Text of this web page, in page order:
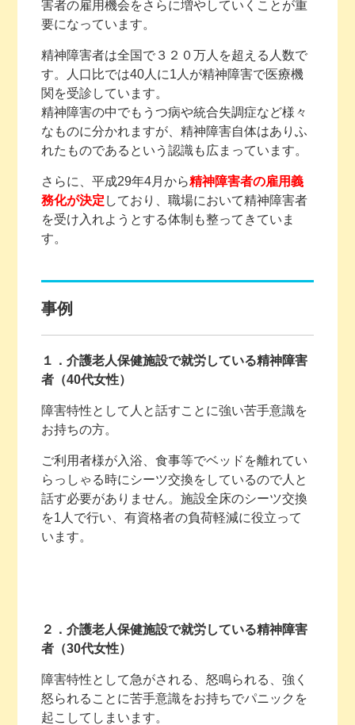
害者の雇用機会をさらに増やしていくことが重
要になっています。
精神障害者は全国で３２０万人を超える人数で
す。人口比では40人に1人が精神障害で医療機
関を受診しています。
精神障害の中でもうつ病や統合失調症など様々
なものに分かれますが、精神障害自体はありふ
れたものであるという認識も広まっています。
さらに、平成29年4月から精神障害者の雇用義
務化が決定 しており、職場において精神障害者
を受け入れようとする体制も整ってきていま
す。
事例
１．介護老人保健施設で就労している精神障害
者（40代女性）
障害特性として人と話すことに強い苦手意識を
お持ちの方。
ご利用者様が入浴、食事等でベッドを離れてい
らっしゃる時にシーツ交換をしているので人と
話す必要がありません。施設全床のシーツ交換
を1人で行い、有資格者の負荷軽減に役立って
います。
２．介護老人保健施設で就労している精神障害
者（30代女性）
障害特性として急がされる、怒鳴られる、強く
怒られることに苦手意識をお持ちでパニックを
起こしてしまいます。